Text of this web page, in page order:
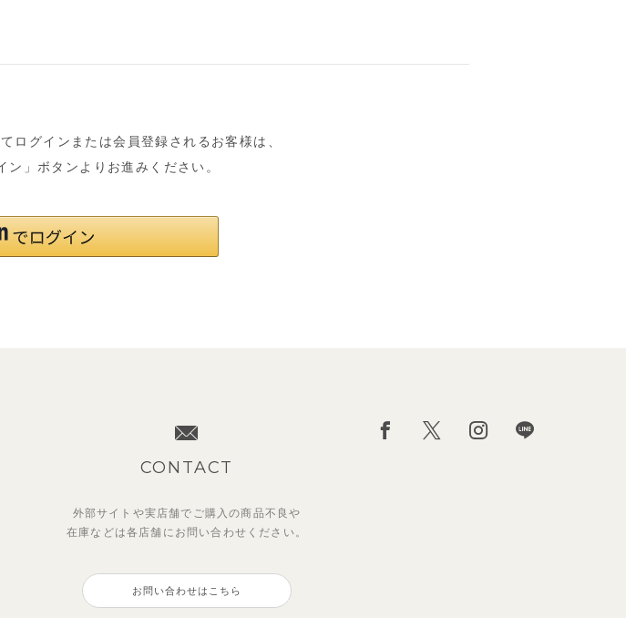
グインまたは会員登録されるお客様は、
」ボタンよりお進みください。
CONTACT
外部サイトや実店舗でご購入の商品不良や
在庫などは各店舗に お問い合わせください。
お問い合わせはこちら